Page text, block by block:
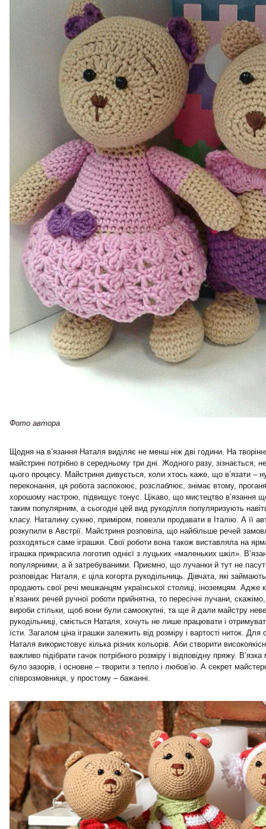
Фото автора
Щодня на в’язання Наталя виділяє не менш ніж дві години. На
майстрині потрібно в середньому три дні. Жодного разу, зізнається,
цього процесу. Майстриня дивується, коли хтось каже, що в’язати –
переконання, ця робота заспокоює, розслаблює, знімає втому,
хорошому настрою, підвищує тонус. Цікаво, що мистецтво в’язання
таким популярним, а сьогодні цей вид рукоділля популяризують
класу. Наталину сукню, приміром, повезли продавати в Італію. А її
розкупили в Австрії. Майстриня розповіла, що найбільше речей
розходяться саме іграшки. Свої роботи вона також виставляла на
іграшка прикрасила логотип однієї з луцьких «маленьких шкіл».
популярними, а й затребуваними. Приємно, що лучанки й тут не
розповідає Наталя, є ціла когорта рукодільниць. Дівчата, які
продають свої речі мешканцям української столиці, іноземцям. Адже
в’язаних речей ручної роботи прийнятна, то пересічні лучани,
вироби стільки, щоб вони були самоокупні, та ще й дали майстру
рукодільниці, сміється Наталя, хочуть не лише працювати і
їсти. Загалом ціна іграшки залежить від розміру і вартості ниток. Для
Наталя використовує кілька різних кольорів. Аби створити
важливо підібрати гачок потрібного розміру і відповідну пряжу.
було зазорів, і основне – творити з тепло і любов’ю. А секрет
співрозмовниця, у простому – бажанні.